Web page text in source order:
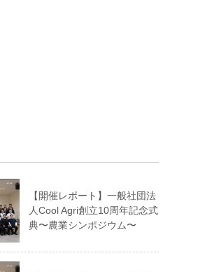
【開催レポート】一般社団法
人Cool Agri創立10周年記念式
典〜農業シンポジウム〜